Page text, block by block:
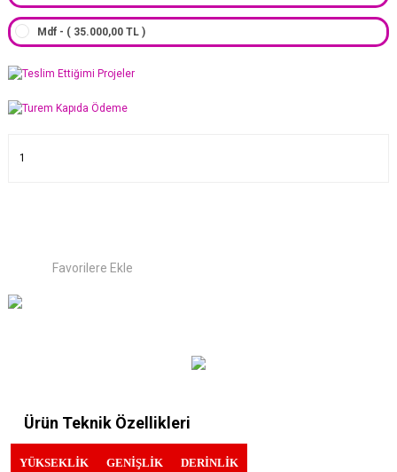
Mdf - ( 35.000,00 TL )
Ürün Teknik Özellikleri
YÜKSEKLİK GENİŞLİK DERİNLİK